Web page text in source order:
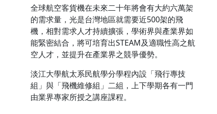
全球航空客貨機在未來二十年將會有大約六萬架
的需求量，光是台灣地區就需要近500架的飛
機，相對需求人才持續擴張，學術界與產業界如
能緊密結合，將可培育出STEAM及適職性高之航
空人才，並提升在產業界之競爭優勢。
淡江大學航太系民航學分學程內設「飛行專技
組」與「飛機維修組」二組，上下學期各有一門
由業界專家所授之講座課程。